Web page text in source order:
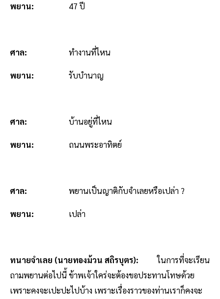
พยาน: 47 ปี
ศาล: ทำงานที่ไหน
พยาน: รับบำนาญ
ศาล: บ้านอยู่ที่ไหน
พยาน: ถนนพระอาทิตย์
ศาล: พยานเป็นญาติกับจำเลยหรือเปล่า ?
พยาน: เปล่า
ทนายจำเลย (นายทองม้วน สถิรบุตร):
ในการที่จะเรียน
ถามพยานต่อไปนี้ ข้าพเจ้าใคร่จะต้องขอประทานโทษด้วย
เพราะคงจะเปะปะไปบ้าง เพราะเรื่องราวของท่านเราก็คงจะ